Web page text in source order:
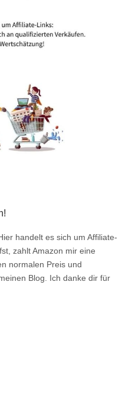
handelt es sich um Affiliate-
zahlt Amazon mir eine
normalen Preis und
Blog. Ich danke dir für